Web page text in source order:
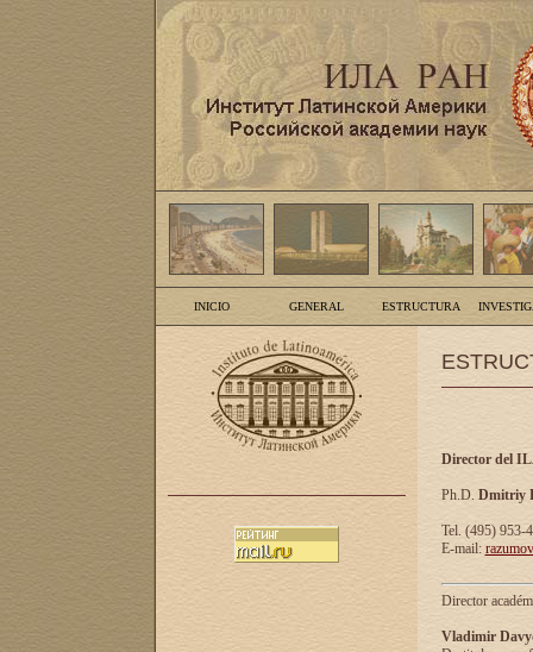
INICIO GENERAL ESTRUCTURA
Director del
Ph.D. Dmitriy
Tel. (495) 953-
E-mail:
Director
Vladimir